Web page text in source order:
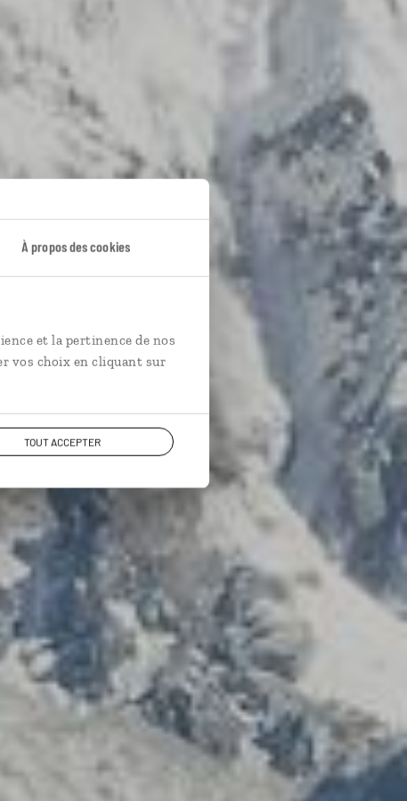
À propos des cookies
et la pertinence de nos
vos choix en cliquant sur
TOUT ACCEPTER
népalais.